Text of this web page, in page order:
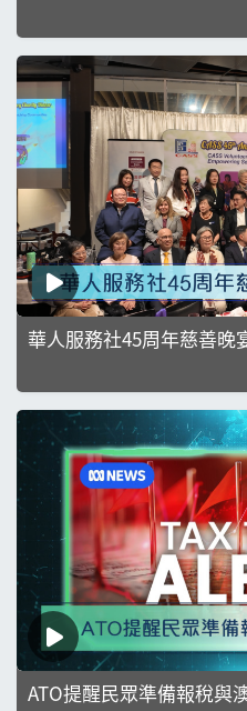
華人服務社45周年慈善晚
ATO提醒民眾準備報稅與